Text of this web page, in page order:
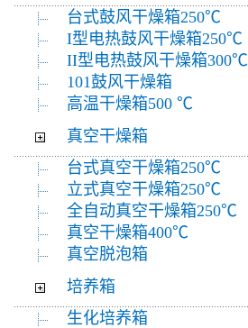
台式鼓风干燥箱250℃
I型电热鼓风干燥箱250℃
II型电热鼓风干燥箱300℃
101鼓风干燥箱
高温干燥箱500 ℃
真空干燥箱
台式真空干燥箱250℃
立式真空干燥箱250℃
全自动真空干燥箱250℃
真空干燥箱400℃
真空脱泡箱
培养箱
生化培养箱